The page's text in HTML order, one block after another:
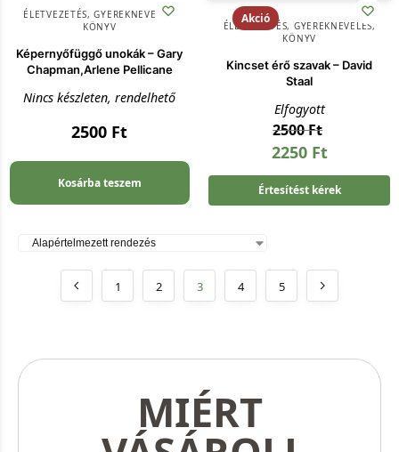
ÉLETVEZETÉS,GYEREKNEVELÉS,
KÖNYV
Képernyőfüggő unokák – Gary
Chapman,Arlene Pellicane
Nincs készleten, rendelhető
2500 Ft
Kosárba teszem
Akció
ÉLETVEZETÉS, GYEREKNEVELÉS,
KÖNYV
Kincset érő szavak – David
Staal
Elfogyott
2500Ft
2250 Ft
Értesítést kérek
1 2 3 4 5
MIÉRT